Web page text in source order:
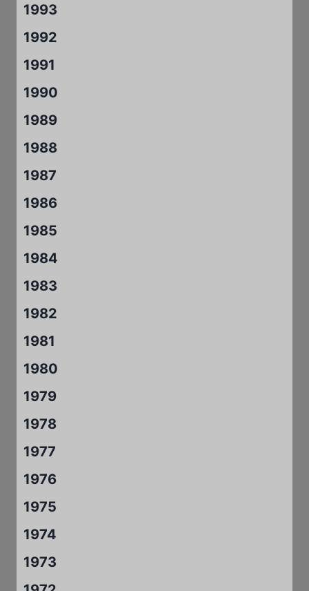
1993
1992
1991
1990
1989
1988
1987
1986
1985
1984
1983
1982
1981
1980
1979
1978
1977
1976
1975
1974
1973